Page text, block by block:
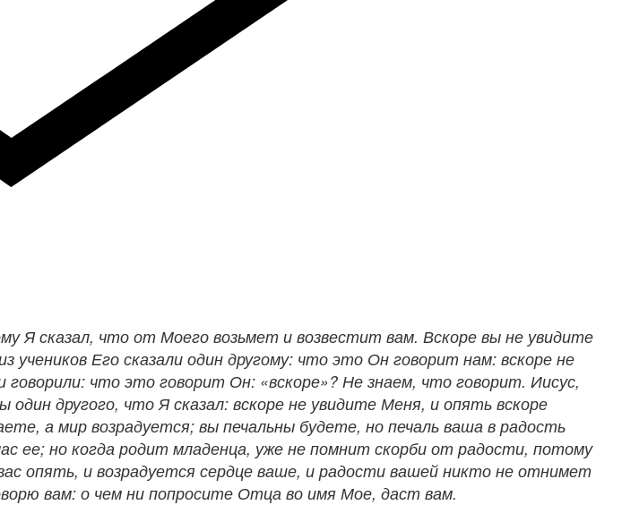
Я сказал, что от Моего возьмет и возвестит вам. Вскоре вы не увидите
Его сказали один другому: что это Он говорит нам: вскоре не
что это говорит Он: «вскоре»? Не знаем, что говорит. Иисус,
другого, что Я сказал: вскоре не увидите Меня, и опять вскоре
а мир возрадуется; вы печальны будете, но печаль ваша в радость
но когда родит младенца, уже не помнит скорби от радости, потому
опять, и возрадуется сердце ваше, и радости вашей никто не отнимет
вам: о чем ни попросите Отца во имя Мое, даст вам.